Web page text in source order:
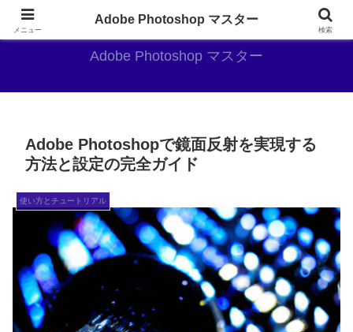
AdobePhotoshopがやっぱり最強
Adobe Photoshop マスター
Adobe Photoshopで鏡面反射を実現する
方法と設定の完全ガイド
使い方とチュートリアル
メニュー
Adobe Photoshop マスター
検索